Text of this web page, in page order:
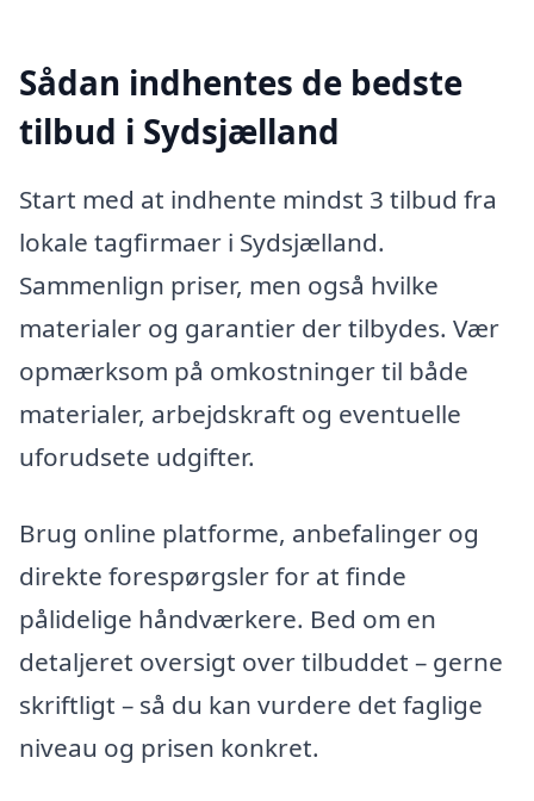
Sådan indhentes de bedste
tilbud i Sydsjælland
Start med at indhente mindst 3 tilbud fra
lokale tagfirmaer i Sydsjælland.
Sammenlign priser, men også hvilke
materialer og garantier der tilbydes. Vær
opmærksom på omkostninger til både
materialer, arbejdskraft og eventuelle
uforudsete udgifter.
Brug online platforme, anbefalinger og
direkte forespørgsler for at finde
pålidelige håndværkere. Bed om en
detaljeret oversigt over tilbuddet – gerne
skriftligt – så du kan vurdere det faglige
niveau og prisen konkret.